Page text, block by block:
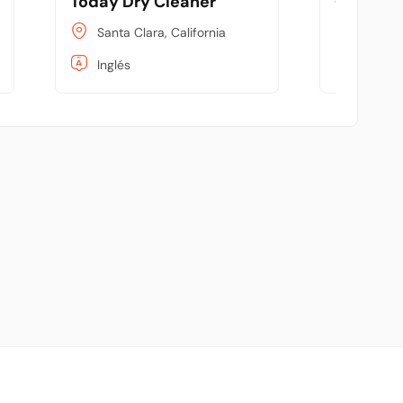
Santa Clara, California
Inglés